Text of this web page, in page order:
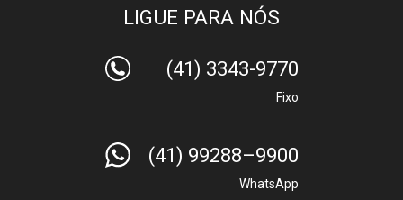
LIGUE PARA NÓS
(41) 3343-9770
Fixo
(41) 99288–9900
WhatsApp